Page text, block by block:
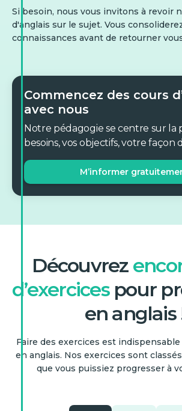
Si besoin, nous vous invitons à revoir
d'anglais sur le sujet. Vous
connaissances avant de retourner
Commencez des cours
avec nous
Notre pédagogie se centre sur la
besoins, vos objectifs, votre façon
M’informer
Découvrez
d’exercicespour
en anglais
Faire des exercices est
en anglais. Nos exercices sont
que vous puissiez progresser à